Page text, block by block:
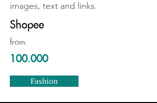
images, text and links.
Shopee
from:
100.000
Fashion